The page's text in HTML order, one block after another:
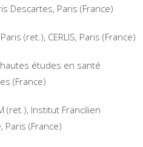
Descartes, Paris (France)
(ret.), CERLIS, Paris (France)
hautes études en santé
(France)
(ret.), Institut Francilien
Paris (France)